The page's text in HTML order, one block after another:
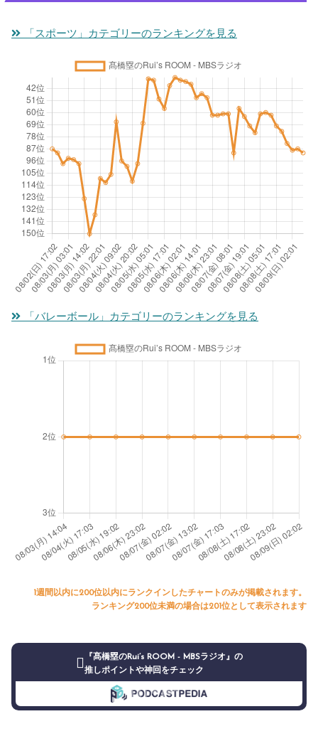
「スポーツ」カテゴリーのランキングを見る
「バレーボール」カテゴリーのランキングを見る
1週間以内に200位以内にランクインしたチャートのみが掲載されます。
ランキング200位未満の場合は201位として表示されます
『髙橋塁のRui’s ROOM - MBSラジオ』の
推しポイントや神回をチェック